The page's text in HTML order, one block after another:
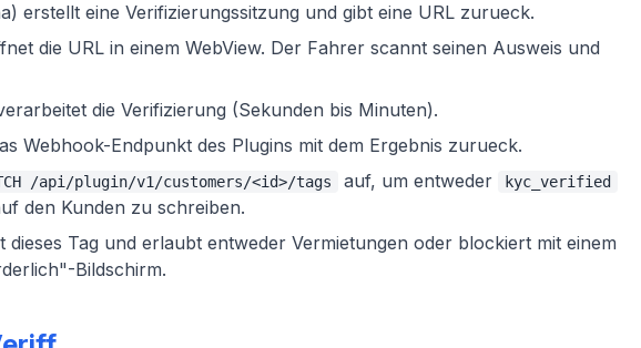
erstellt eine Verifizierungssitzung und gibt eine URL zurueck.
die URL in einem WebView. Der Fahrer scannt seinen Ausweis und
die Verifizierung (Sekunden bis Minuten).
Webhook-Endpunkt des Plugins mit dem Ergebnis zurueck.
/api/plugin/v1/customers/<id>/tags auf, um entweder kyc_verified
den Kunden zu schreiben.
dieses Tag und erlaubt entweder Vermietungen oder blockiert mit einem
Bildschirm.